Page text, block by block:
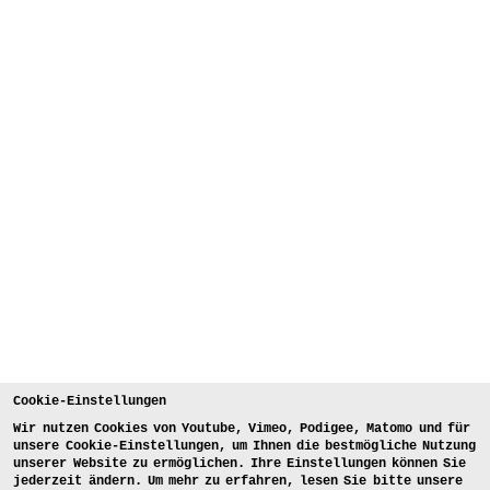
Cookie-Einstellungen
Wir nutzen Cookies von Youtube, Vimeo, Podigee, Matomo und für
unsere Cookie-Einstellungen, um Ihnen die bestmögliche Nutzung
unserer Website zu ermöglichen. Ihre Einstellungen können Sie
jederzeit ändern. Um mehr zu erfahren, lesen Sie bitte unsere